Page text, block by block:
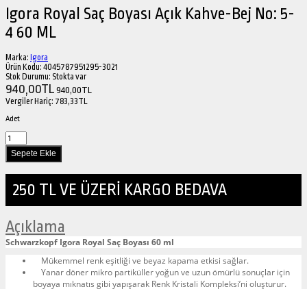
Igora Royal Saç Boyası Açık Kahve-Bej No: 5-
4 60 ML
Marka: Igora
Ürün Kodu: 4045787951295-3021
Stok Durumu: Stokta var
940,00TL 940,00TL
Vergiler Hariç: 783,33TL
Adet
250 TL VE ÜZERİ KARGO BEDAVA
Açıklama
Schwarzkopf Igora Royal Saç Boyası 60 ml
Mükemmel renk eşitliği ve beyaz kapama etkisi sağlar.
Yanar döner mikro partiküller yoğun ve uzun ömürlü sonuçlar için
boyaya mıknatıs gibi yapışarak Renk Kristali Kompleksi’ni oluşturur.